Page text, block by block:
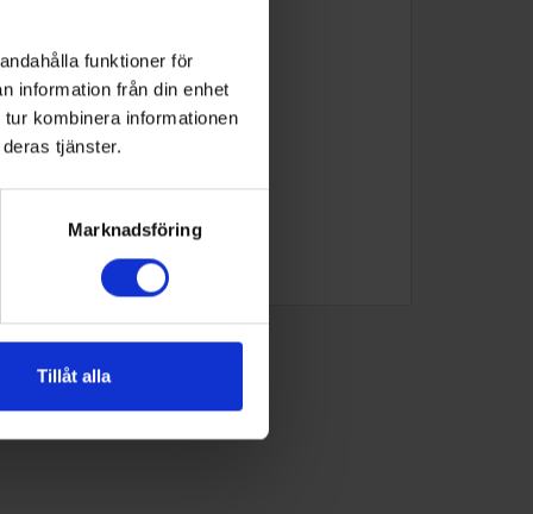
funktioner för
information från din enhet
kombinera informationen
tjänster.
Marknadsföring
Tillåt alla